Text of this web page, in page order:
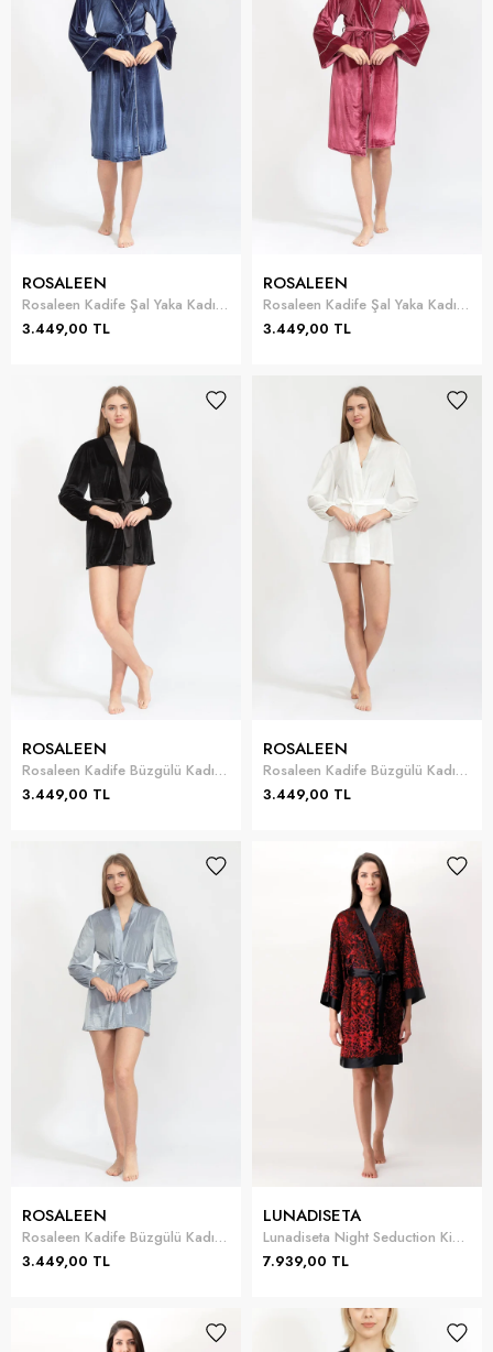
ROSALEEN
Rosaleen Kadife Şal Yaka Kadın Sabahlık
3.449,00 TL
ROSALEEN
Rosaleen Kadife Şal Yaka Kadın Sabahlık
3.449,00 TL
ROSALEEN
Rosaleen Kadife Büzgülü Kadın Sabahlık
3.449,00 TL
ROSALEEN
Rosaleen Kadife Büzgülü Kadın Sabahlık
3.449,00 TL
ROSALEEN
Rosaleen Kadife Büzgülü Kadın Sabahlık
3.449,00 TL
LUNADISETA
Lunadiseta Night Seduction Kimono Kadın Sabahlik
7.939,00 TL